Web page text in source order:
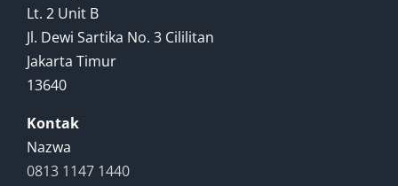
Lt. 2 Unit B
Jl. Dewi Sartika No. 3 Cililitan
Jakarta Timur
13640
Kontak
Nazwa
0813 1147 1440